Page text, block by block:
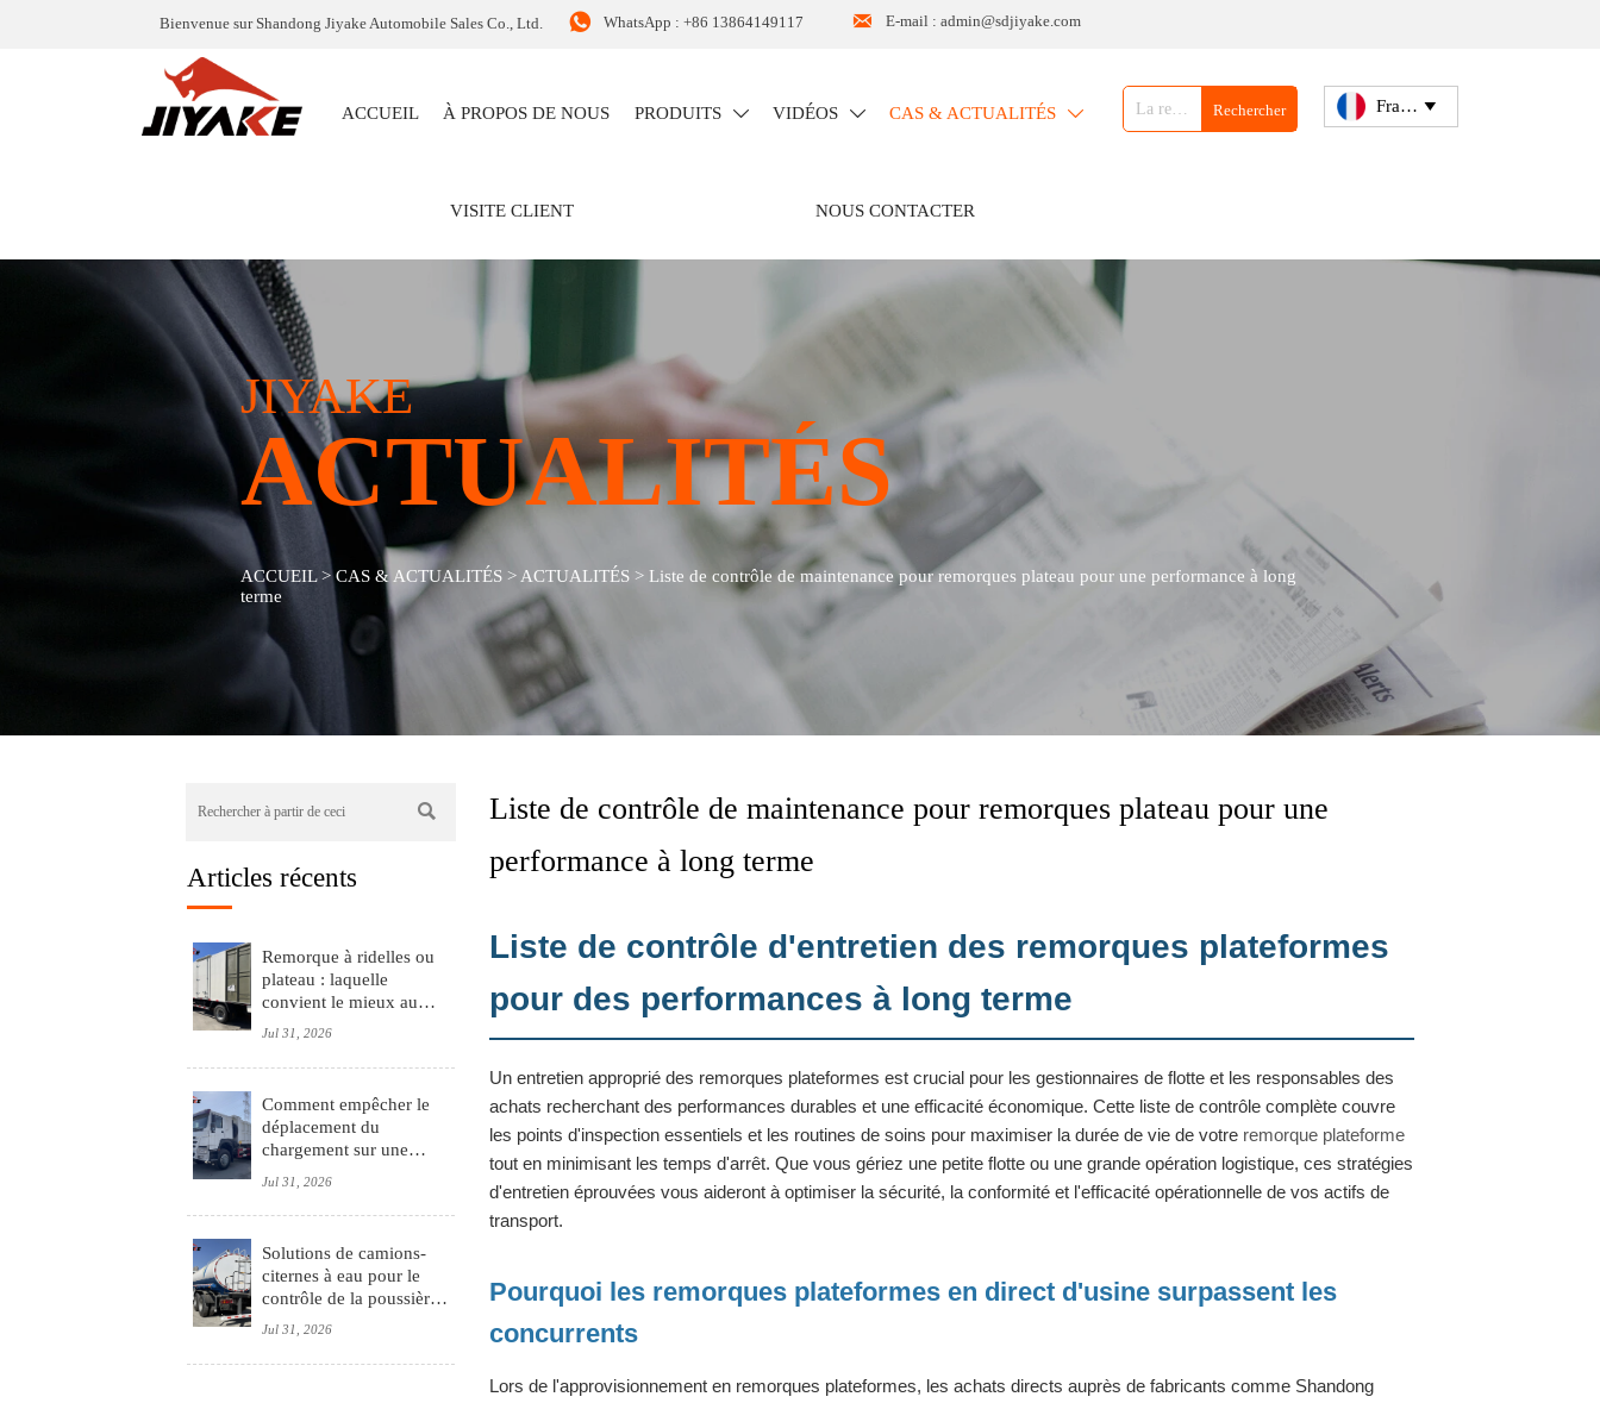
Bienvenue sur Shandong Jiyake Automobile Sales Co., Ltd.  WhatsApp : +86 13864149117  E-mail : admin@sdjiyake.com
ACCUEIL À PROPOS DE NOUS PRODUITS  VIDÉOS  CAS & ACTUALITÉS 
VISITE CLIENT NOUS CONTACTER
Rechercher Français 
JIYAKE
ACTUALITÉS
ACCUEIL>CAS & ACTUALITÉS>ACTUALITÉS> Liste de contrôle de maintenance pour remorques plateau pour une performance à long
terme

Articles récents
Remorque à ridelles ou
plateau : laquelle
convient le mieux au
transport de
Jul 31, 2026
Comment empêcher le
déplacement du
chargement sur une
remorque à parois
latérales pendant le
transport longue distance
Jul 31, 2026
Solutions de camions-
citernes à eau pour le
contrôle de la poussière,
le lavage des routes et
eau d’urgence
Jul 31, 2026
Liste de contrôle de maintenance pour remorques plateau pour une
performance à long terme
Liste de contrôle d'entretien des remorques plateformes
pour des performances à long terme
Un entretien approprié des remorques plateformes est crucial pour les gestionnaires de flotte et les responsables des
achats recherchant des performances durables et une efficacité économique. Cette liste de contrôle complète couvre
les points d'inspection essentiels et les routines de soins pour maximiser la durée de vie de votre remorque plateforme
tout en minimisant les temps d'arrêt. Que vous gériez une petite flotte ou une grande opération logistique, ces stratégies
d'entretien éprouvées vous aideront à optimiser la sécurité, la conformité et l'efficacité opérationnelle de vos actifs de
transport.
Pourquoi les remorques plateformes en direct d'usine surpassent les
concurrents
Lors de l'approvisionnement en remorques plateformes, les achats directs auprès de fabricants comme Shandong